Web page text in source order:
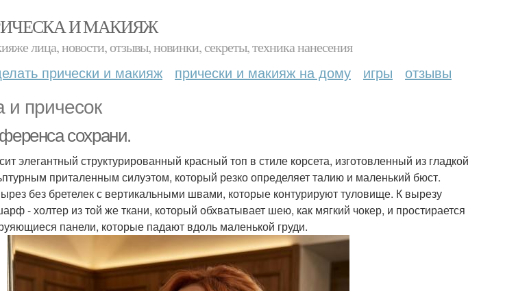
И МАКИЯЖ
лица, новости, отзывы, новинки, секреты, техника нанесения
прически и макияж прически и макияж на дому игры отзывы
причесок
сохрани.
элегантный структурированный красный топ в стиле корсета, изготовленный из гладкой
приталенным силуэтом, который резко определяет талию и маленький бюст.
без бретелек с вертикальными швами, которые контурируют туловище. К вырезу
- холтер из той же ткани, который обхватывает шею, как мягкий чокер, и простирается
панели, которые падают вдоль маленькой груди.